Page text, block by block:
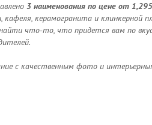
3 наименования по цене от
керамогранита и клинкерной
что-то, что придется вам по
с качественным фото и